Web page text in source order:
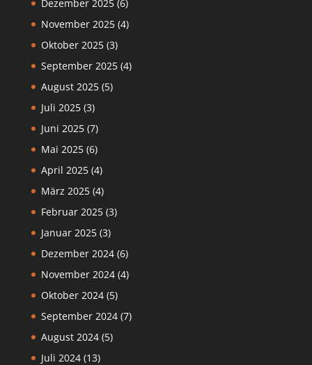
Dezember 2025(6)
November 2025(4)
Oktober 2025(3)
September 2025(4)
August 2025(5)
Juli 2025(3)
Juni 2025(7)
Mai 2025(6)
April 2025(4)
März 2025(4)
Februar 2025(3)
Januar 2025(3)
Dezember 2024(6)
November 2024(4)
Oktober 2024(5)
September 2024(7)
August 2024(5)
Juli 2024(13)